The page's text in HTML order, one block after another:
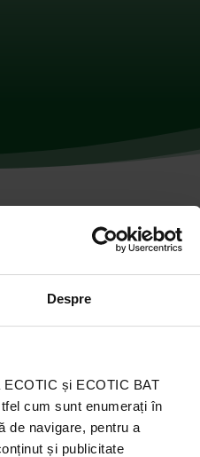
Despre
și ECOTIC BAT
cum sunt enumerați în
de navigare, pentru a
și publicitate